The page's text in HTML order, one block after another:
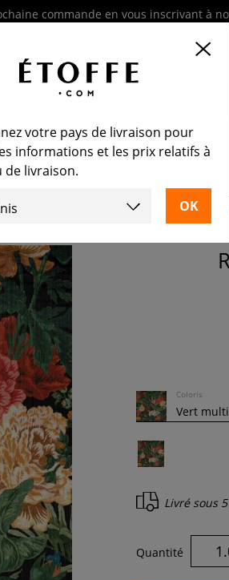
commande en vous inscrivant à
Coloris
Livré sous
Quantité
votre pays de livraison pour
informations et les prix relatifs à
de livraison.